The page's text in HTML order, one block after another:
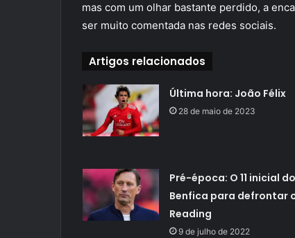
mas com um olhar bastante perdido, a
ser muito comentada nas redes sociais.
Artigos relacionados
Última hora: João Félix
28 de maio de 2023
Pré-época: O 11 inicial do
Benfica para defrontar
Reading
9 de julho de 2022